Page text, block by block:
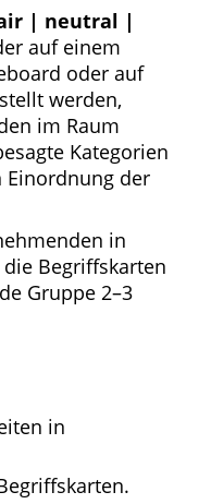
| neutral |
auf einem
oder auf
werden,
im Raum
Kategorien
Einordnung der
in
Begriffskarten
Gruppe 2–3
in